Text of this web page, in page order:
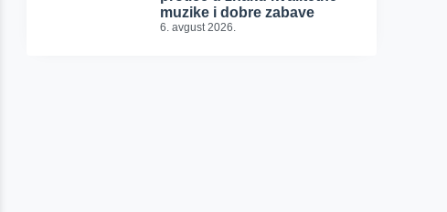
muzike i dobre zabave
6. avgust 2026.